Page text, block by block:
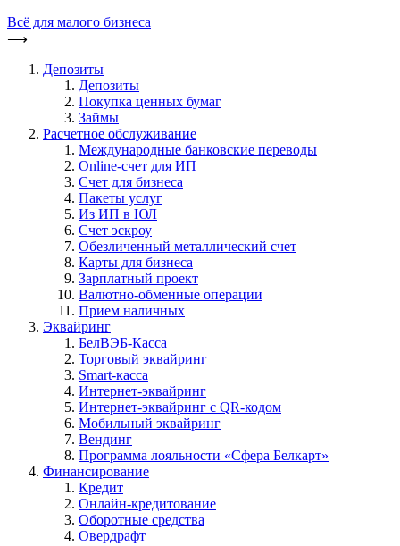
Всё для малого бизнеса
⟶
Депозиты
Депозиты
Покупка ценных бумаг
Займы
Расчетное обслуживание
Международные банковские переводы
Online-счет для ИП
Счет для бизнеса
Пакеты услуг
Из ИП в ЮЛ
Счет эскроу
Обезличенный металлический счет
Карты для бизнеса
Зарплатный проект
Валютно-обменные операции
Прием наличных
Эквайринг
БелВЭБ-Касса
Торговый эквайринг
Smart-касса
Интернет-эквайринг
Интернет-эквайринг с QR-кодом
Мобильный эквайринг
Вендинг
Программа лояльности «Сфера Белкарт»
Финансирование
Кредит
Онлайн-кредитование
Оборотные средства
Овердрафт